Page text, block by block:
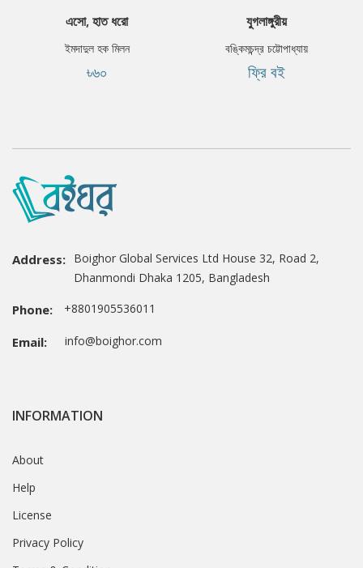
এসো, হাত ধরো
ইমদাদুল হক মিলন
৳৬০
যুগলাঙ্গুরীয়
বঙ্কিমচন্দ্র চট্টোপাধ্যায়
ফ্রি বই
Address: Boighor Global Services Ltd House 32, Road 2,
Dhanmondi Dhaka 1205, Bangladesh
Phone: +8801905536011
Email: info@boighor.com
INFORMATION
About
Help
License
Privacy Policy